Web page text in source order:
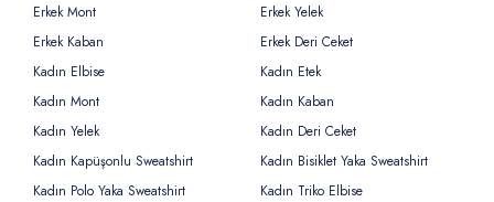
Erkek Mont
Erkek Yelek
Erkek Kaban
Erkek Deri Ceket
Kadın Elbise
Kadın Etek
Kadın Mont
Kadın Kaban
Kadın Yelek
Kadın Deri Ceket
Kadın Kapüşonlu Sweatshirt
Kadın Bisiklet Yaka Sweatshirt
Kadın Polo Yaka Sweatshirt
Kadın Triko Elbise